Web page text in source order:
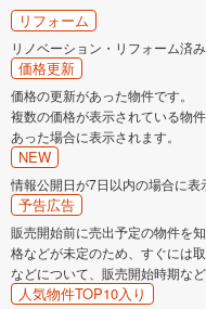
リフォーム
リノベーション・リフォーム済
価格更新
価格の更新があった物件です。
複数の価格が表示されている物
あった場合に表示されます。
NEW
情報公開日が7日以内の場合に表
予告広告
販売開始前に売出予定の物件を
格などが未定のため、すぐには
などについて、販売開始時期など
人気物件TOP10入り